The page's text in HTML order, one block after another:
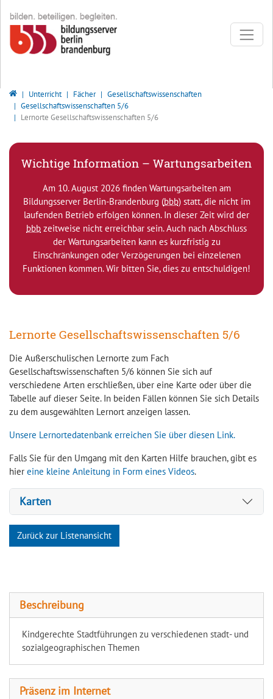
Bildungsserver Berlin - Brandenburg
Unterricht Fächer
Gesellschaftswissenschaften
Gesellschaftswissenschaften 5/6
Lernorte Gesellschaftswissenschaften 5/6
Wichtige Information – Wartungsarbeiten
Am 10. August 2026 finden Wartungsarbeiten am
Bildungsserver Berlin-Brandenburg (bbb) statt, die nicht im
laufenden Betrieb erfolgen können. In dieser Zeit wird der
bbb zeitweise nicht erreichbar sein. Auch nach Abschluss
der Wartungsarbeiten kann es kurzfristig zu
Einschränkungen oder Verzögerungen bei einzelenen
Funktionen kommen. Wir bitten Sie, dies zu entschuldigen!
Lernorte Gesellschaftswissenschaften 5/6
Die Außerschulischen Lernorte zum Fach
Gesellschaftswissenschaften 5/6 können Sie sich auf
verschiedene Arten erschließen, über eine Karte oder über die
Tabelle auf dieser Seite. In beiden Fällen können Sie sich Details
zu dem ausgewählten Lernort anzeigen lassen.
Unsere Lernortedatenbank erreichen Sie über diesen Link.
Falls Sie für den Umgang mit den Karten Hilfe brauchen, gibt es
hier eine kleine Anleitung in Form eines Videos.
Karten
Zurück zur Listenansicht
Beschreibung
Kindgerechte Stadtführungen zu verschiedenen stadt- und
sozialgeographischen Themen
Präsenz im Internet